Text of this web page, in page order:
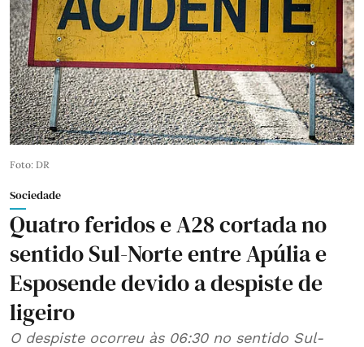
Foto: DR
Sociedade
Quatro feridos e A28 cortada no
sentido Sul-Norte entre Apúlia e
Esposende devido a despiste de
ligeiro
O despiste ocorreu às 06:30 no sentido Sul-